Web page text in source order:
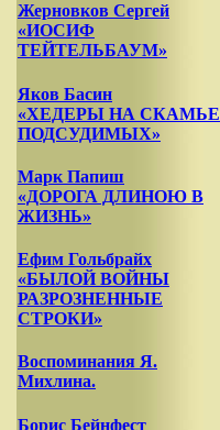
Жерновков Сергей
«ИОСИФ
ТЕЙТЕЛЬБАУМ»
Яков Басин
«ХЕДЕРЫ НА СКАМЬЕ
ПОДСУДИМЫХ»
Марк Папиш
«ДОРОГА ДЛИНОЮ В
ЖИЗНЬ»
Ефим Гольбрайх
«БЫЛОЙ ВОЙНЫ
РАЗРОЗНЕННЫЕ
СТРОКИ»
Воспоминания Я.
Михлина.
Борис Бейнфест